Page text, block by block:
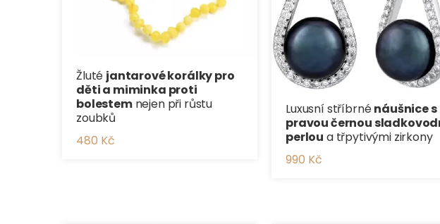
Žluté jantarové korálky pro
děti a miminka proti
bolestemnejen při růstu
zoubků
480 Kč
Luxusní stříbrnénáušnice s
pravou černou
perlou a třpytivými zirkony
990 Kč